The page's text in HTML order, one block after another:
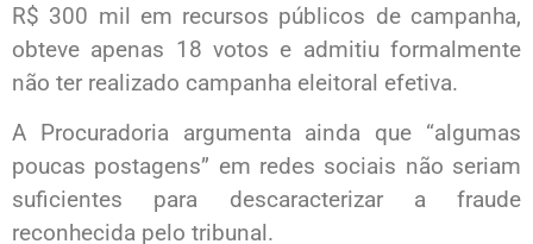
R$ 300 mil em recursos públicos de campanha,
obteve apenas 18 votos e admitiu formalmente
não ter realizado campanha eleitoral efetiva.
A Procuradoria argumenta ainda que “algumas
poucas postagens” em redes sociais não seriam
suficientes para descaracterizar a fraude
reconhecida pelo tribunal.